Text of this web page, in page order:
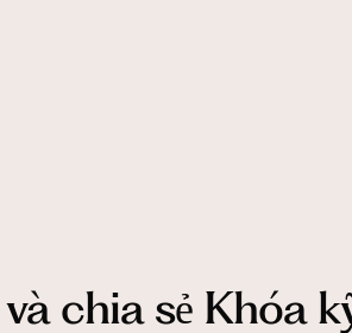
chia sẻ Khóa